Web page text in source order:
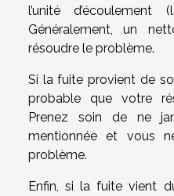
l’unité
Généralement, un
résoudre le problème.
Si la fuite provient de
probable que votre
Prenez soin de ne
mentionnée et vous
problème.
Enfin, si la fuite vient